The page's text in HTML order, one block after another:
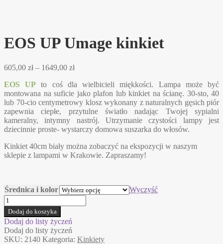
EOS UP Umage kinkiet
605,00 zł – 1649,00 złZakres
od
605,00 zł
do
1649,00 zł
EOS UP to coś dla wielbicieli miękkości. Lampa może być
montowana na suficie jako plafon lub kinkiet na ścianę. 30-sto, 40
lub 70-cio centymetrowy klosz wykonany z naturalnych gęsich piór
zapewnia ciepłe, przytulne światło nadając Twojej sypialni
kameralny, intymny nastrój. Utrzymanie czystości lampy jest
dziecinnie proste- wystarczy domowa suszarka do włosów.
Kinkiet 40cm biały można zobaczyć na ekspozycji w naszym
sklepie z lampami w Krakowie. Zapraszamy!
Średnica i kolor
Wyczyść
ilość
EOS
UP
Umage
kinkiet
Dodaj do koszyka
Dodaj do listy życzeń
Dodaj do listy życzeń
SKU: 2140 Kategoria: Kinkiety